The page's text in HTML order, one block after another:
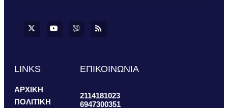
LINKS
ΑΡΧΙΚΗ
ΠΟΛΙΤΙΚΗ
ΕΠΙΚΟΙΝΩΝΙΑ
2114181023
6947300351